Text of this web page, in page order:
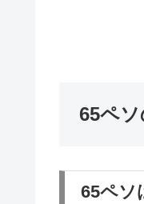
65ペ
65ペソ